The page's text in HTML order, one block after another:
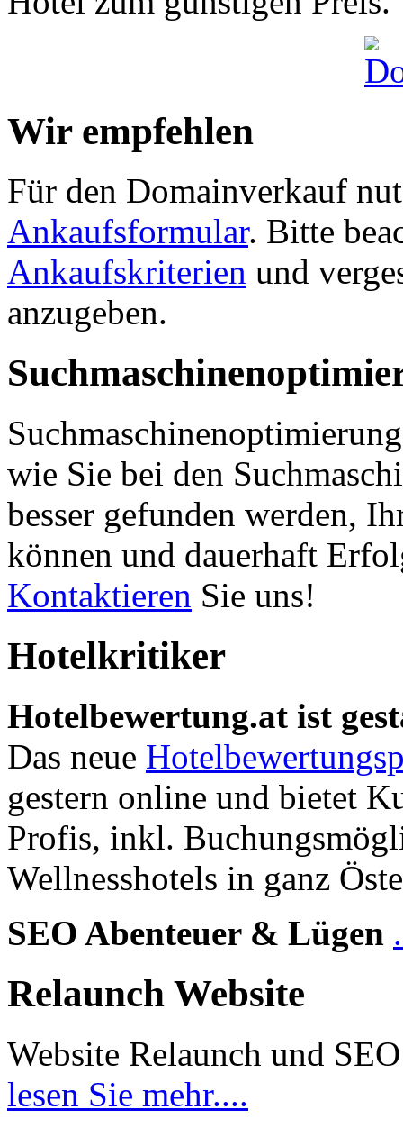
Wir empfehlen
Für den Domainverkauf
Ankaufsformular. Bitte
Ankaufskriterien und
anzugeben.
wie Sie bei den
besser gefunden werden,
können und dauerhaft
Kontaktieren Sie uns!
Hotelkritiker
Hotelbewertung.at ist
Das neue
gestern online und bietet
Profis, inkl.
Wellnesshotels in ganz
SEO Abenteuer & Lügen
Relaunch Website
Website Relaunch und SEO
lesen Sie mehr....